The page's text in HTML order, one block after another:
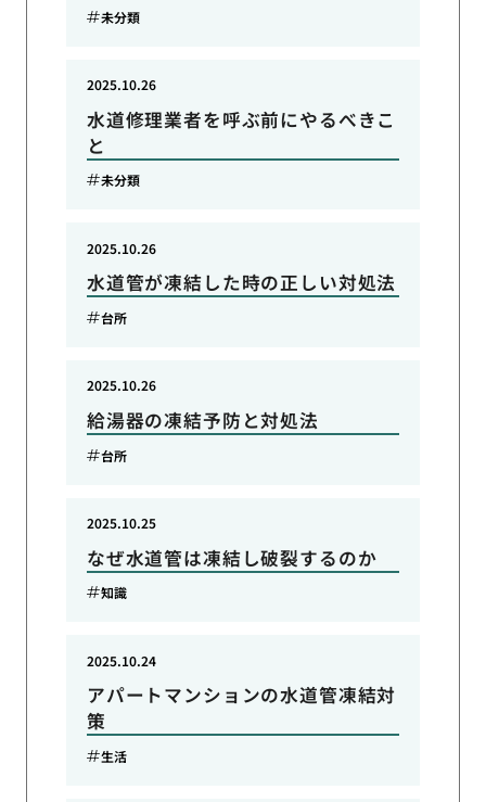
未分類
水道修理業者を呼ぶ前にやるべきこ
と
2025.10.26
未分類
水道管が凍結した時の正しい対処法
2025.10.26
台所
給湯器の凍結予防と対処法
2025.10.26
台所
なぜ水道管は凍結し破裂するのか
2025.10.25
知識
アパートマンションの水道管凍結対
策
2025.10.24
生活